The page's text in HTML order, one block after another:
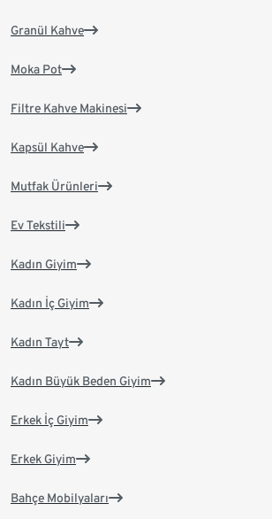
Granül Kahve
Moka Pot
Filtre Kahve Makinesi
Kapsül Kahve
Mutfak Ürünleri
Ev Tekstili
Kadın Giyim
Kadın İç Giyim
Kadın Tayt
Kadın Büyük Beden Giyim
Erkek İç Giyim
Erkek Giyim
Bahçe Mobilyaları